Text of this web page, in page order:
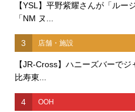
【YSL】平野紫耀さんが「ルー
「NM ヌ...
3 店舗・施設
【JR-Cross】ハニーズバーで
比寿東...
4 OOH